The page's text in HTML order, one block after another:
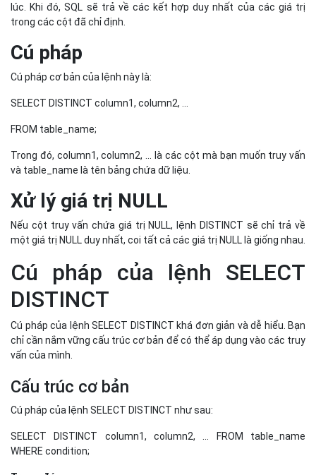
và table_name là tên bảng chứa dữ liệu.
Xử lý giá trị NULL
Nếu cột truy vấn chứa giá trị NULL, lệnh DISTINCT sẽ chỉ trả về
một giá trị NULL duy nhất, coi tất cả các giá trị NULL là giống nhau.
Cú pháp của lệnh SELECT
DISTINCT
Cú pháp của lệnh SELECT DISTINCT khá đơn giản và dễ hiểu. Bạn
chỉ cần nắm vững cấu trúc cơ bản để có thể áp dụng vào các truy
vấn của mình.
Cấu trúc cơ bản
Cú pháp của lệnh SELECT DISTINCT như sau:
SELECT DISTINCT column1, column2, ... FROM table_name
WHERE condition;
column1, column2, ... là các cột mà bạn muốn lấy giá trị duy
nhất.
condition là điều kiện lọc dữ liệu (nếu cần).
vấn các giá trị duy nhất.
column1, column2, ...: Là các cột mà bạn muốn lấy giá trị
duy nhất.